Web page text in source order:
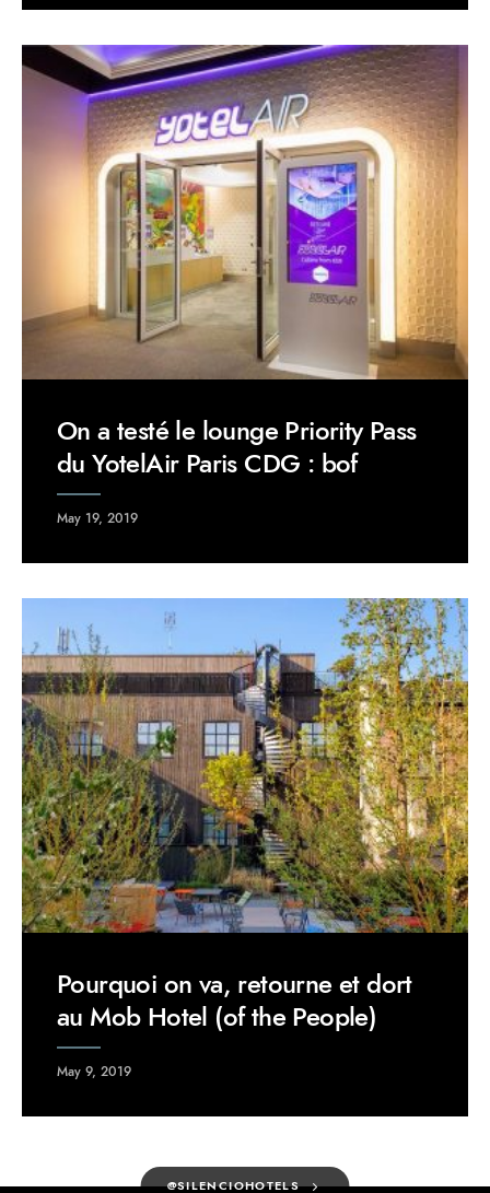
On a testé le lounge Priority Pass
du YotelAir Paris CDG : bof
May 19, 2019
Pourquoi on va, retourne et dort
au Mob Hotel (of the People)
May 9, 2019
@SILENCIOHOTELS